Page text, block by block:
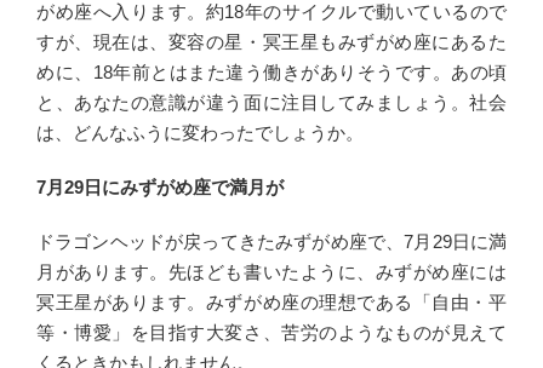
がめ座へ入ります。約18年のサイクルで動いているので
すが、現在は、変容の星・冥王星もみずがめ座にあるた
めに、18年前とはまた違う働きがありそうです。あの頃
と、あなたの意識が違う面に注目してみましょう。社会
は、どんなふうに変わったでしょうか。
7月29日にみずがめ座で満月が
ドラゴンヘッドが戻ってきたみずがめ座で、7月29日に満
月があります。先ほども書いたように、みずがめ座には
冥王星があります。みずがめ座の理想である「自由・平
等・博愛」を目指す大変さ、苦労のようなものが見えて
くるときかもしれません。